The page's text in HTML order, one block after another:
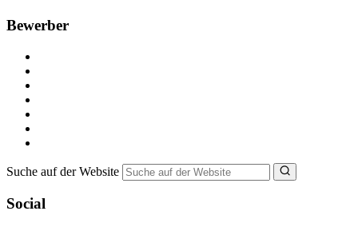
Bewerber
Suche auf der Website
Social